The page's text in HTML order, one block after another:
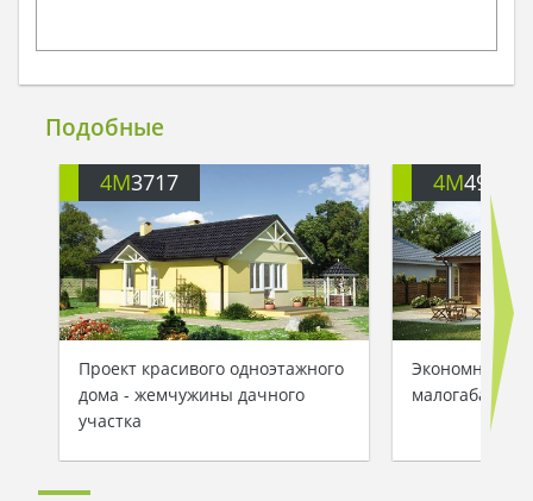
Подобные
4M3717
Проект красивого одноэтажного
дома - жемчужины дачного
участка
4M494
Экономный